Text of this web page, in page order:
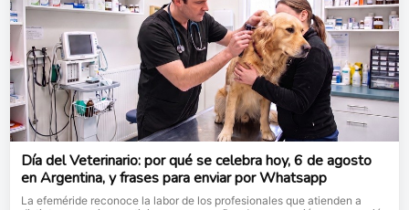
Día del Veterinario: por qué se celebra hoy, 6 de agosto
en Argentina, y frases para enviar por Whatsapp
La efeméride reconoce la labor de los profesionales que atienden a